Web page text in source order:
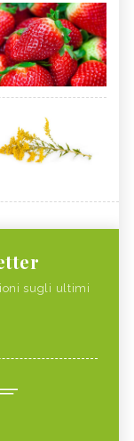
sugli ultimi